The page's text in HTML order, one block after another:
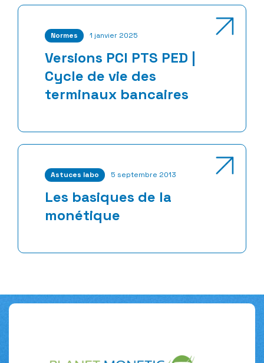
Normes 1 janvier 2025
Versions PCI PTS PED |
Cycle de vie des
terminaux bancaires
Astuces labo 5 septembre 2013
Les basiques de la
monétique